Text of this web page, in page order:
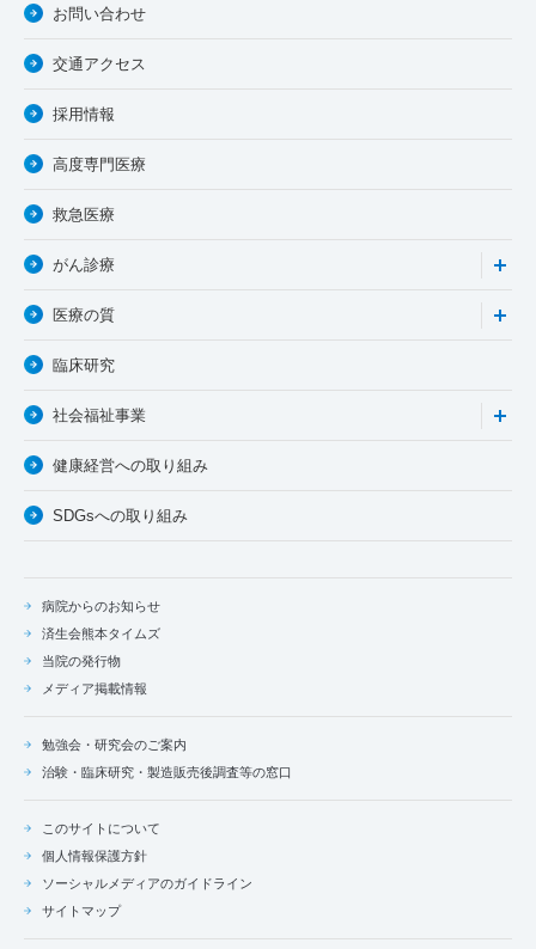
病院からのお知らせ
済生会熊本タイムズ
当院の発行物
メディア掲載情報
勉強会・研究会のご案内
治験・臨床研究・製造販売後調査等の窓口
このサイトについて
個人情報保護方針
ソーシャルメディアのガイドライン
サイトマップ
お問い合わせ
交通アクセス
採用情報
高度専門医療
救急医療
がん診療
医療の質
臨床研究
社会福祉事業
健康経営への取り組み
SDGsへの取り組み